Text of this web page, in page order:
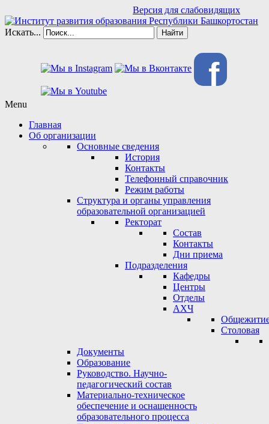
Версия для слабовидящих
Искать... Найти
f
Menu
Главная
Об организации
Основные сведения
История
Контакты
Телефонный справочник
Режим работы
Структура и органы управления
образовательной организацией
Ректорат
Состав
Контакты
Дни приема
Подразделения
Кафедры
Центры
Отделы
АХЧ
Столовая
Документы
Образование
Руководство. Научно-
педагогический состав
Материально-техническое
обеспечение и оснащенность
образовательного процесса